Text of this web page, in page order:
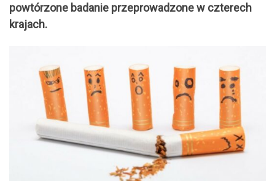
powtórzone badanie przeprowadzone w czterech
krajach.